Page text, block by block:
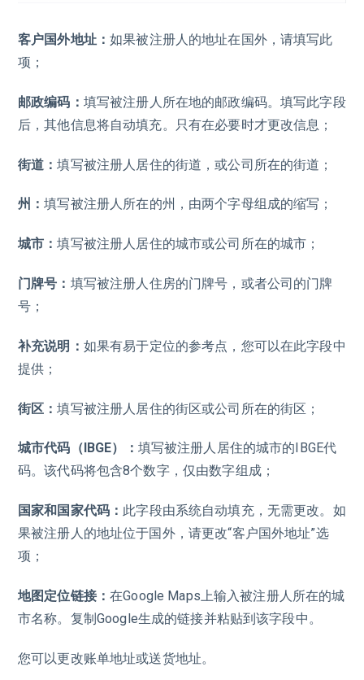
客户国外地址：如果被注册人的地址在国外，请填写此
项；
邮政编码： 填写被注册人所在地的邮政编码。填写此字段
后，其他信息将自动填充。只有在必要时才更改信息；
街道：填写被注册人居住的街道，或公司所在的街道；
州：填写被注册人所在的州，由两个字母组成的缩写；
城市：填写被注册人居住的城市或公司所在的城市；
门牌号： 填写被注册人住房的门牌号，或者公司的门牌
号；
补充说明： 如果有易于定位的参考点，您可以在此字段中
提供；
街区：填写被注册人居住的街区或公司所在的街区；
城市代码（IBGE）： 填写被注册人居住的城市的IBGE代
码。该代码将包含8个数字，仅由数字组成；
国家和国家代码： 此字段由系统自动填充，无需更改。如
果被注册人的地址位于国外，请更改“客户国外地址”选
项；
地图定位链接：在Google Maps上输入被注册人所在的城
市名称。复制Google生成的链接并粘贴到该字段中。
您可以更改账单地址或送货地址。